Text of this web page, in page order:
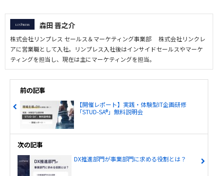
森田 晋之介
株式会社リンプレス セールス＆マーケティング事業部 株式会社リンクレ
アに営業職として入社。リンプレス入社後はインサイドセールスやマーケ
ティングを担当し、現在は主にマーケティングを担当。
前の記事
【開催レポート】実践・体験型IT企画研修
「STUD-SA®」無料説明会
次の記事
DX推進部門が事業部門に求める役割とは？